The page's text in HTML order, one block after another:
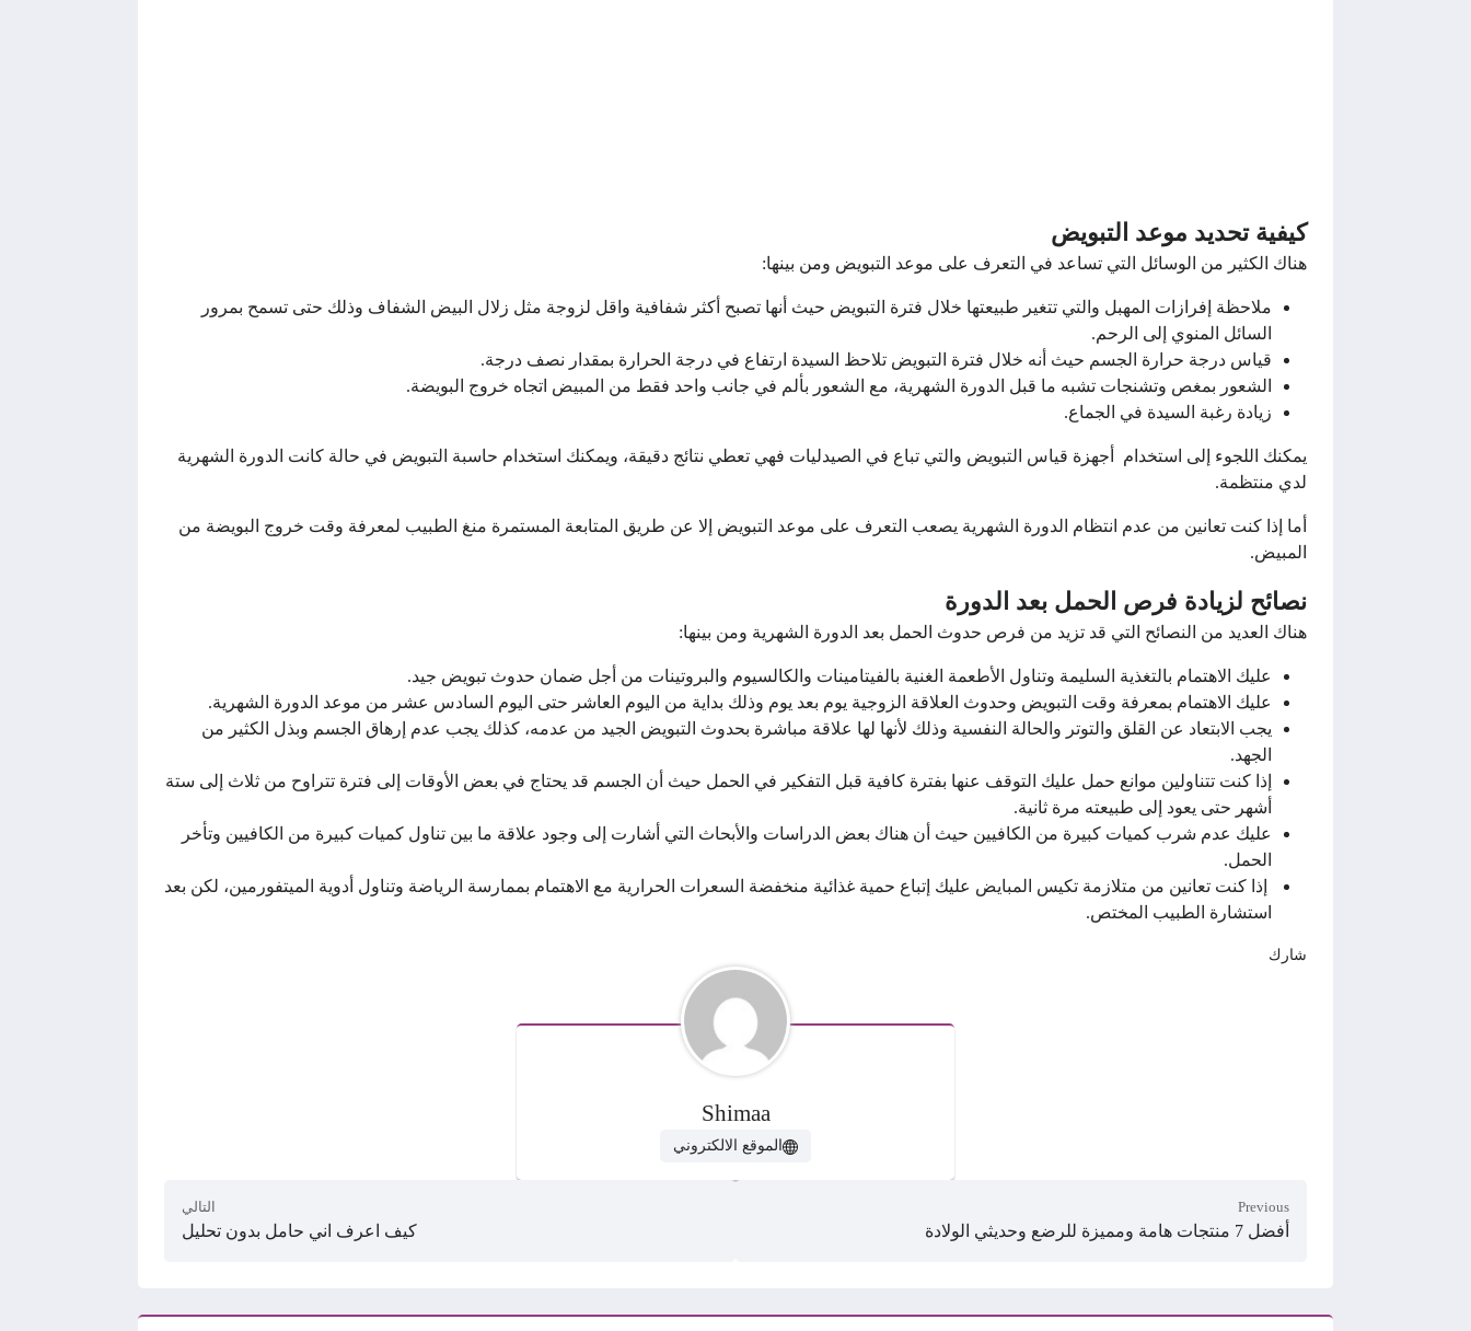
كيفية تحديد موعد التبويض
هناك الكثير من الوسائل التي تساعد في التعرف على موعد التبويض ومن بينها:
ملاحظة إفرازات المهبل والتي تتغير طبيعتها خلال فترة التبويض حيث أنها تصبح أكثر شفافية واقل لزوجة مثل زلال البيض الشفاف وذلك حتى تسمح بمرور
السائل المنوي إلى الرحم.
قياس درجة حرارة الجسم حيث أنه خلال فترة التبويض تلاحظ السيدة ارتفاع في درجة الحرارة بمقدار نصف درجة.
الشعور بمغص وتشنجات تشبه ما قبل الدورة الشهرية، مع الشعور بألم في جانب واحد فقط من المبيض اتجاه خروج البويضة.
زيادة رغبة السيدة في الجماع.
يمكنك اللجوء إلى استخدام أجهزة قياس التبويض والتي تباع في الصيدليات فهي تعطي نتائج دقيقة، ويمكنك استخدام حاسبة التبويض في حالة كانت الدورة الشهرية
لدي منتظمة.
أما إذا كنت تعانين من عدم انتظام الدورة الشهرية يصعب التعرف على موعد التبويض إلا عن طريق المتابعة المستمرة منغ الطبيب لمعرفة وقت خروج البويضة من
المبيض.
نصائح لزيادة فرص الحمل بعد الدورة
هناك العديد من النصائح التي قد تزيد من فرص حدوث الحمل بعد الدورة الشهرية ومن بينها:
عليك الاهتمام بالتغذية السليمة وتناول الأطعمة الغنية بالفيتامينات والكالسيوم والبروتينات من أجل ضمان حدوث تبويض جيد.
عليك الاهتمام بمعرفة وقت التبويض وحدوث العلاقة الزوجية يوم بعد يوم وذلك بداية من اليوم العاشر حتى اليوم السادس عشر من موعد الدورة الشهرية.
يجب الابتعاد عن القلق والتوتر والحالة النفسية وذلك لأنها لها علاقة مباشرة بحدوث التبويض الجيد من عدمه، كذلك يجب عدم إرهاق الجسم وبذل الكثير من
الجهد.
إذا كنت تتناولين موانع حمل عليك التوقف عنها بفترة كافية قبل التفكير في الحمل حيث أن الجسم قد يحتاج في بعض الأوقات إلى فترة تتراوح من ثلاث إلى ستة
أشهر حتى يعود إلى طبيعته مرة ثانية.
عليك عدم شرب كميات كبيرة من الكافيين حيث أن هناك بعض الدراسات والأبحاث التي أشارت إلى وجود علاقة ما بين تناول كميات كبيرة من الكافيين وتأخر
الحمل.
إذا كنت تعانين من متلازمة تكيس المبايض عليك إتباع حمية غذائية منخفضة السعرات الحرارية مع الاهتمام بممارسة الرياضة وتناول أدوية الميتفورمين، لكن بعد
استشارة الطبيب المختص.
شارك
Shimaa
الموقع الالكتروني
Previous
أفضل 7 منتجات هامة ومميزة للرضع وحديثي الولادة
التالي
كيف اعرف اني حامل بدون تحليل